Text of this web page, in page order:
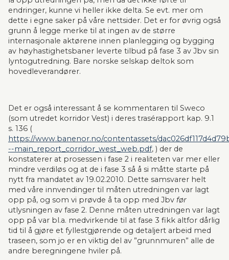
endringer, kunne vi heller ikke delta. Se evt. mer om
dette i egne saker på våre nettsider. Det er for øvrig også
grunn å legge merke til at ingen av de større
internasjonale aktørene innen planlegging og bygging
av høyhastighetsbaner leverte tilbud på fase 3 av Jbv sin
lyntogutredning. Bare norske selskap deltok som
hovedleverandører.
Det er også interessant å se kommentaren til Sweco
(som utredet korridor Vest) i deres trasérapport kap. 9.1
https://www.banenor.no/contentassets/
--main_report_corridor_west_web.pdf, ) der de
konstaterer at prosessen i fase 2 i realiteten var mer eller
mindre verdiløs og at de i fase 3 så å si måtte starte på
nytt fra mandatet av 19.02.2010. Dette samsvarer helt
med våre innvendinger til måten utredningen var lagt
opp på, og som vi prøvde å ta opp med Jbv før
utlysningen av fase 2. Denne måten utredningen var lagt
opp på var bl.a. medvirkende til at fase 3 fikk altfor dårlig
tid til å gjøre et fyllestgjørende og detaljert arbeid med
traseen, som jo er en viktig del av ”grunnmuren” alle de
andre beregningene hviler på.